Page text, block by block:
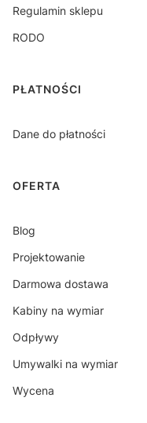
Regulamin sklepu
RODO
PŁATNOŚCI
Dane do płatności
OFERTA
Blog
Projektowanie
Darmowa dostawa
Kabiny na wymiar
Odpływy
Umywalki na wymiar
Wycena